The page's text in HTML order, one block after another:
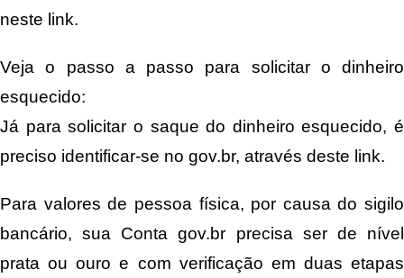
neste link.
Veja o passo a passo para solicitar o dinheiro
esquecido:
Já para solicitar o saque do dinheiro esquecido, é
preciso identificar-se no gov.br, através deste link.
Para valores de pessoa física, por causa do sigilo
bancário, sua Conta gov.br precisa ser de nível
prata ou ouro e com verificação em duas etapas